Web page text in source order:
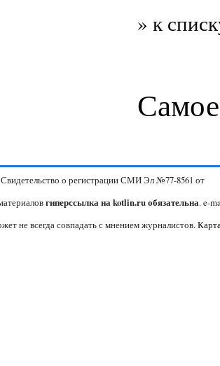
» к
о регистрации СМИ Эл №77-8561 от
гиперссылка на kotlin.ru обязательна. e-
не всегда совпадать с мнением журналистов.